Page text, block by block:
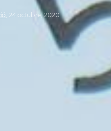
24 octubre, 2020